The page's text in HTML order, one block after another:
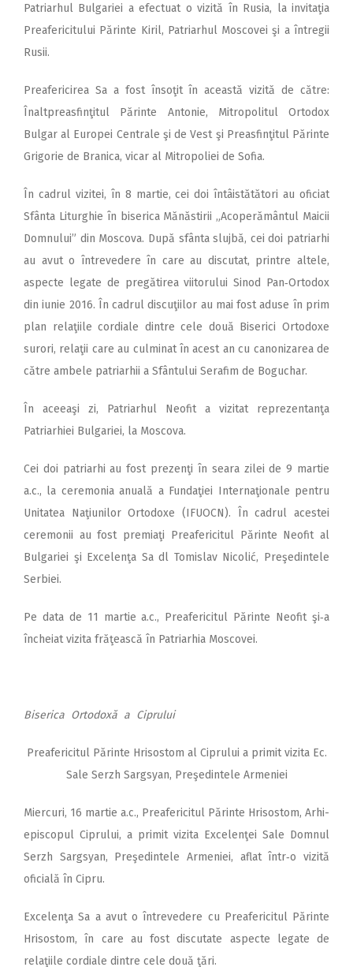
Patriarhul Bulgariei a efectuat o vizită în Rusia, la invitaţia
Preafericitului Părinte Kiril, Patriarhul Moscovei şi a întregii
Rusii.
Preafericirea Sa a fost în­soţit în această vizită de către:
Înalt­preasfinţitul Părinte Antonie, Mitro­politul Ortodox
Bulgar al Europei Centrale şi de Vest şi Preasfinţitul Părinte
Grigorie de Branica, vicar al Mitropoliei de Sofia.
În cadrul vizitei, în 8 martie, cei doi întâi­stă­tă­tori au oficiat
Sfânta Liturghie în biserica Mănăstirii „Acoperământul Maicii
Domnului” din Moscova. După sfânta slujbă, cei doi patriarhi
au avut o întrevedere în care au discutat, printre altele,
aspecte legate de pregătirea viitorului Sinod Pan‑Ortodox
din iunie 2016. În cadrul discuţiilor au mai fost aduse în prim
plan relaţiile cordiale dintre cele două Biserici Ortodoxe
surori, relaţii care au culminat în acest an cu canonizarea de
către ambele patriarhii a Sfântului Serafim de Boguchar.
În aceeaşi zi, Patriarhul Neofit a vizitat reprezentanţa
Patriarhiei Bulgariei, la Moscova.
Cei doi patriarhi au fost prezenţi în seara zilei de 9 martie
a.c., la ceremonia anuală a Fundaţiei Inter­naţionale pentru
Unitatea Naţiunilor Ortodoxe (IFUOCN). În cadrul aces­tei
ceremonii au fost premiaţi Preafericitul Părinte Neofit al
Bul­gariei şi Excelenţa Sa dl Tomislav Nicolić, Preşedintele
Serbiei.
Pe data de 11 martie a.c., Prea­fericitul Părinte Neofit şi‑a
încheiat vi­zita frăţească în Patriarhia Moscovei.
Biserica Ortodoxă a Ciprului
Preafericitul Părinte Hrisostom al Ciprului a primit vizita Ec.
Sale Serzh Sargsyan, Preşedintele Armeniei
Miercuri, 16 martie a.c., Prea­fericitul Părinte Hrisostom, Arhi­
epis­copul Ciprului, a primit vizita Exce­lenţei Sale Domnul
Serzh Sargsyan, Preşedintele Armeniei, aflat într‑o vizită
oficială în Cipru.
Excelenţa Sa a avut o întrevedere cu Preafericitul Părinte
Hrisostom, în care au fost discutate aspecte legate de
relaţiile cordiale dintre cele două ţări.